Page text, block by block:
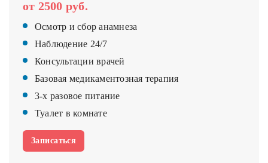
от 2500 руб.
Осмотр и сбор анамнеза
Наблюдение 24/7
Консультации врачей
Базовая медикаментозная терапия
3-х разовое питание
Туалет в комнате
Записаться